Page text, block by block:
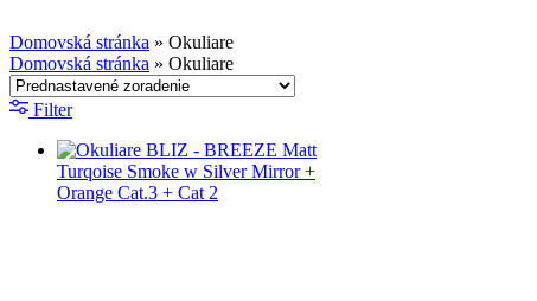
Domovská stránka » Okuliare
Domovská stránka » Okuliare
Filter